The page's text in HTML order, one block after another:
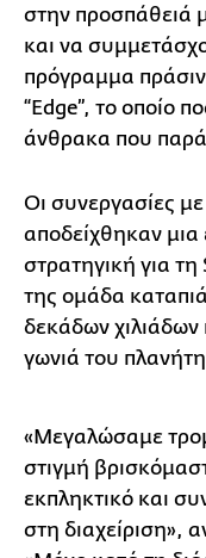
στην προσπάθειά
και να
πρόγραμμα
“Edge”, το οποίο
άνθρακα που
Οι συνεργασίες
αποδείχθηκαν μια
στρατηγική για
της ομάδα
δεκάδων χιλιάδων
γωνιά του
«Μεγαλώσαμε
στιγμή
εκπληκτικό και
στη διαχείριση»,